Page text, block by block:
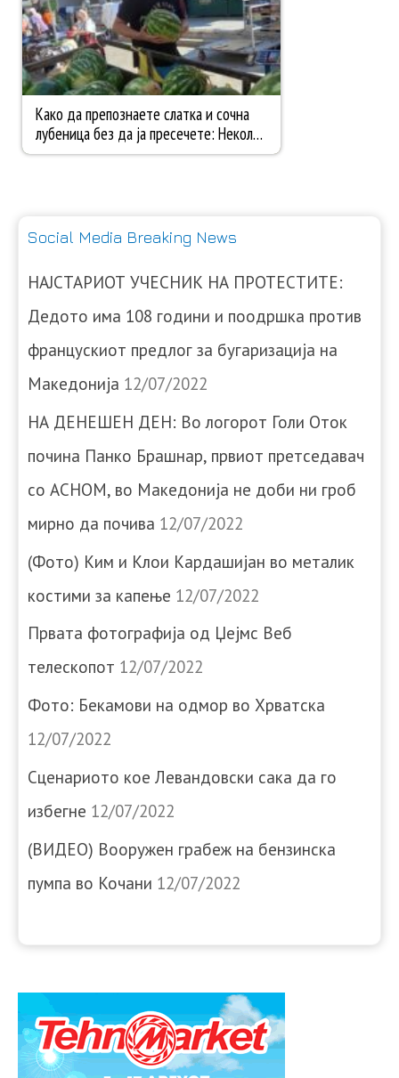
Social Media Breaking News
НАЈСТАРИОТ УЧЕСНИК НА ПРОТЕСТИТЕ:
Дедото има 108 години и поодршка против
францускиот предлог за бугаризација на
Македонија 12/07/2022
НА ДЕНЕШЕН ДЕН: Во логорот Голи Оток
почина Панко Брашнар, првиот претседавач
со АСНОМ, во Македонија не доби ни гроб
мирно да почива 12/07/2022
(Фото) Ким и Клои Кардашијан во металик
костими за капење 12/07/2022
Првата фотографија од Џејмс Веб
телескопот 12/07/2022
Фото: Бекамови на одмор во Хрватска
12/07/2022
Сценариото кое Левандовски сака да го
избегне 12/07/2022
(ВИДЕО) Вооружен грабеж на бензинска
пумпа во Кочани 12/07/2022